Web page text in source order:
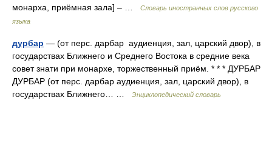
монарха, приёмная зала] – …
Словарь иностранных слов русского
языка
дурбар — (от перс. дарбар аудиенция, зал, царский двор), в
государствах Ближнего и Среднего Востока в средние века
совет знати при монархе, торжественный приём. * * * ДУРБАР
ДУРБАР (от перс. дарбар аудиенция, зал, царский двор), в
государствах Ближнего… …
Энциклопедический словарь